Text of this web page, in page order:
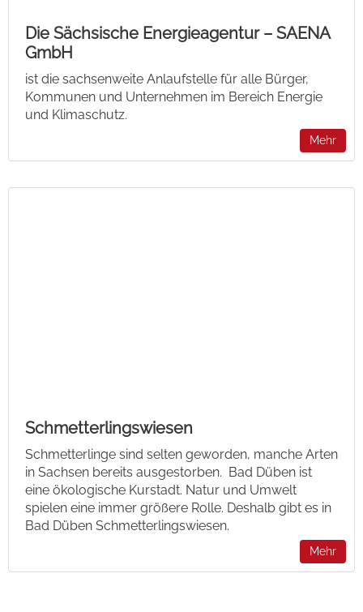
Die Sächsische Energieagentur – SAENA
GmbH
ist die sachsenweite Anlaufstelle für alle Bürger,
Kommunen und Unternehmen im Bereich Energie
und Klimaschutz.
Mehr
Schmetterlingswiesen
Schmetterlinge sind selten geworden, manche Arten
in Sachsen bereits ausgestorben. Bad Düben ist
eine ökologische Kurstadt. Natur und Umwelt
spielen eine immer größere Rolle. Deshalb gibt es in
Bad Düben Schmetterlingswiesen.
Mehr